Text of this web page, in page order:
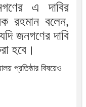
এ দাবির
রহমান বলেন,
জনগণের দাবি
হবে।
প্রতিষ্ঠার বিষয়েও